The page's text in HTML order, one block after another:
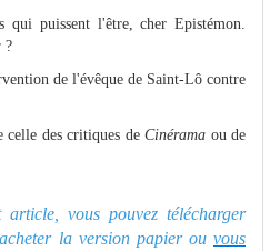
puissent l'être, cher Epistémon.
?
de l'évêque de Saint-Lô contre
des critiques de Cinérama ou de
vous pouvez télécharger
la version papier ou vous